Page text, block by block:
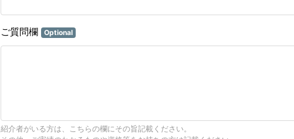
ご質問欄 Optional
紹介者がいる方は、こちらの欄にその旨記載ください。